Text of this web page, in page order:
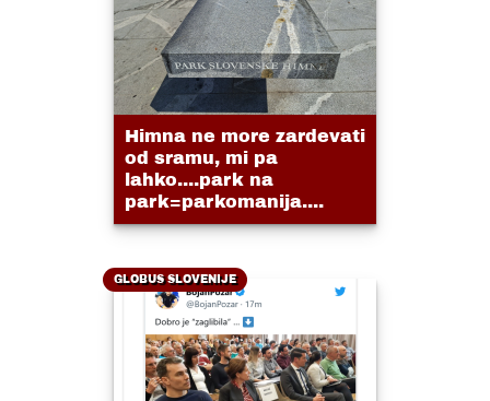
Himna ne more zardevati
od sramu, mi pa
lahko....park na
park=parkomanija....
GLOBUS SLOVENIJE